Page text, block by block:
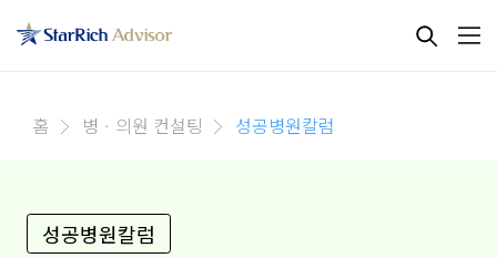
홈 병ㆍ의원 컨설팅 성공병원칼럼
성공병원칼럼